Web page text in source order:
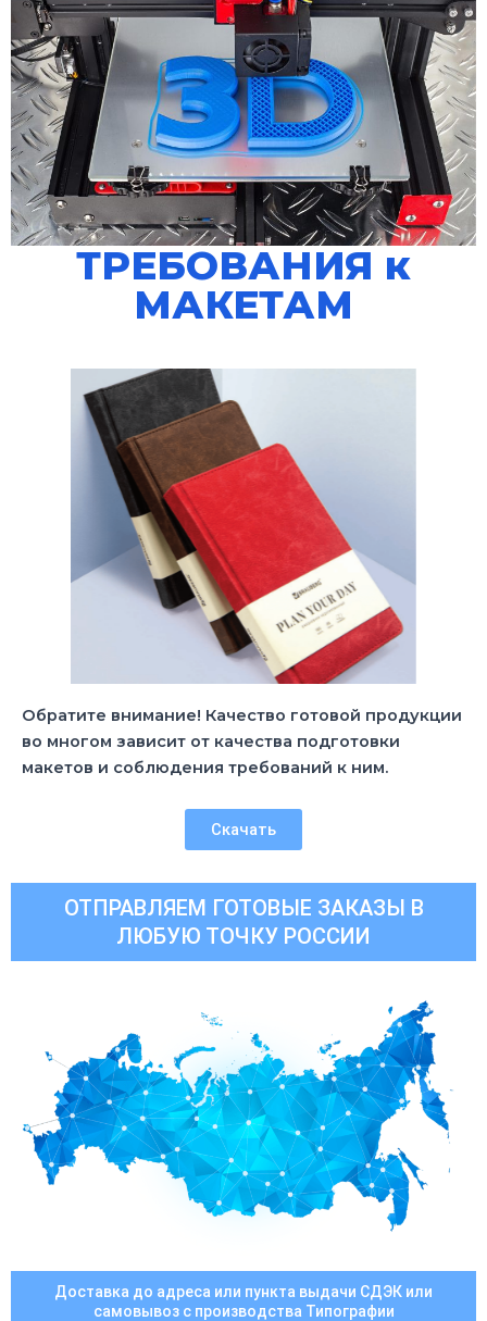
ТРЕБОВАНИЯ к
МАКЕТАМ
Обратите внимание! Качество готовой продукции
во многом зависит от качества подготовки
макетов и соблюдения требований к ним.
Скачать
ОТПРАВЛЯЕМ ГОТОВЫЕ ЗАКАЗЫ В
ЛЮБУЮ ТОЧКУ РОССИИ
Доставка до адреса или пункта выдачи СДЭК или
самовывоз с производства Типографии